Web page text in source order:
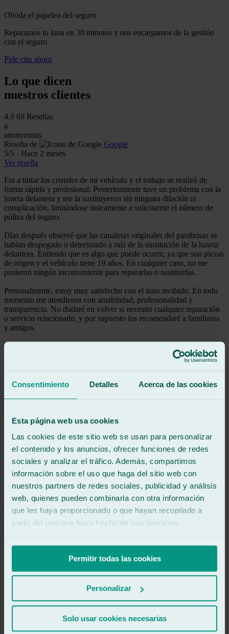
Consentimiento Detalles Acerca de las cookies
Esta página web usa cookies
Las cookies de este sitio web se usan para personalizar
el contenido y los anuncios, ofrecer funciones de redes
sociales y analizar el tráfico. Además, compartimos
información sobre el uso que haga del sitio web con
nuestros partners de redes sociales, publicidad y análisis
web, quienes pueden combinarla con otra información
que les haya proporcionado o que hayan recopilado a
partir del uso que haya hecho de sus servicios.
Permitir todas las cookies
Personalizar
Solo usar cookies necesarias
Olvida el papeleo del seguro
Reparamos tu luna en 30 minutos y nos encargamos de la gestión
con el seguro.
Pide cita ahora
Lo que dicen
nuestros clientes
4.9 69 Reseñas
a
anonymous
Reseña de
Google
5/5 · Hace 2 meses
Ver reseña
Fui a tintar los cristales de mi vehículo y el trabajo se realizó de
forma rápida y profesional. Posteriormente tuve un problema con la
luneta delantera y me la sustituyeron sin ninguna dilación ni
complicación, limitándose únicamente a solicitarme el número de
póliza del seguro.
Días después observé que las canaletas originales del parabrisas se
habían despegado o deteriorado a raíz de la sustitución de la luneta
delantera. Entiendo que es algo que puede ocurrir, ya que son piezas
de origen y el vehículo tiene 19 años. En cualquier caso, no me
pusieron ningún inconveniente para repararlas o sustituirlas.
Personalmente, estoy muy satisfecho con el trato recibido. En todo
momento me atendieron con amabilidad, profesionalidad y
transparencia. No dudaré en volver si necesito cualquier reparación
o servicio relacionado, y por supuesto los recomendaré a familiares
y amigos.
Les doy cinco estrellas porque no puedo darles más. A lo largo de
mi vida he pasado por numerosos talleres y he aprendido que la
honestidad y la atención al cliente son valores que no tienen precio.
JM
Reseña de
Google
Hace 2 meses
Ver reseña
Fui a tintar los cristales de mi vehículo y el trabajo se realizó de
forma rápida y profesional. Posteriormente tuve un problema con la
luneta delantera y me la sustituyeron sin ninguna dilación ni
complicación, limitándose únicamente a solicitarme el número de
póliza del seguro.
Días después observé que las canaletas originales del parabrisas se
habían despegado o deteriorado a raíz de la sustitución de la luneta
delantera. Entiendo que es algo que puede ocurrir, ya que son piezas
pusieron ningún inconveniente para repararlas o sustituirlas.
momento me atendieron con amabilidad, profesionalidad y
transparencia. No dudaré en volver si necesito cualquier reparación
o servicio relacionado, y por supuesto los recomendaré a familiares
y amigos.
Les doy cinco estrellas porque no puedo darles más. A lo largo de
mi vida he pasado por numerosos talleres y he aprendido que la